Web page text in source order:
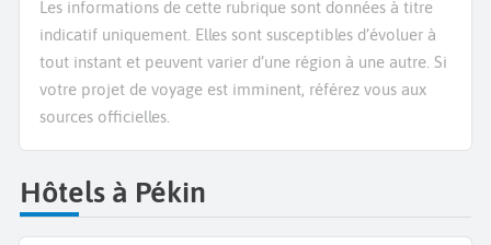
Les informations de cette rubrique sont données à titre
indicatif uniquement. Elles sont susceptibles d’évoluer à
tout instant et peuvent varier d’une région à une autre. Si
votre projet de voyage est imminent, référez vous aux
sources officielles.
Hôtels à Pékin